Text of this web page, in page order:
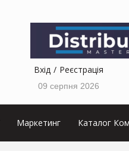
Вхід Реєстрація
09 серпня 2026
Маркетинг Каталог